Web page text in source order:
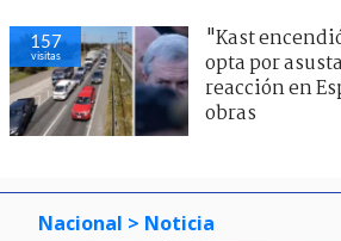
157
visitas
"Kast
opta por
reacción en
obras
Nacional > Noticia